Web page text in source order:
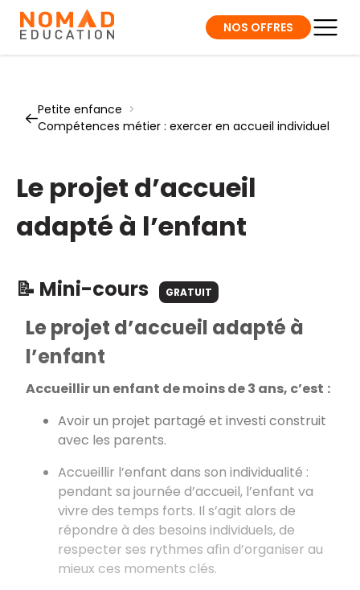
NOS OFFRES
Petite enfance >
Compétences métier : exercer en accueil individuel
Le projet d’accueil
adapté à l’enfant
📝 Mini-cours GRATUIT
Le projet d’accueil adapté à
l’enfant
Accueillir un enfant de moins de 3 ans, c’est :
Avoir un projet partagé et investi construit
avec les parents.
Accueillir l’enfant dans son individualité :
pendant sa journée d’accueil, l’enfant va
vivre des temps forts. Il s’agit alors de
répondre à des besoins individuels, de
respecter ses rythmes afin d’organiser au
mieux ces moments clés.